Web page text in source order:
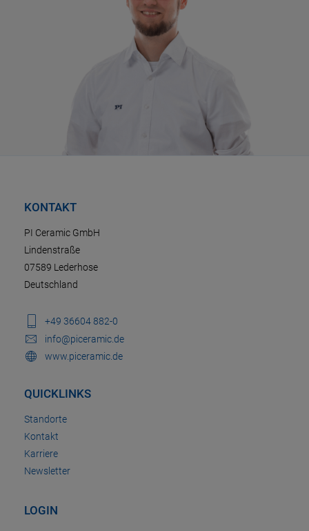
KONTAKT
PI Ceramic GmbH
Lindenstraße
07589 Lederhose
Deutschland
+49 36604 882-0
info@piceramic.de
www.piceramic.de
QUICKLINKS
Standorte
Kontakt
Karriere
Newsletter
LOGIN